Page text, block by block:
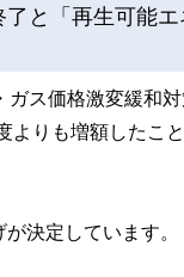
と「再生可能エ
ガス価格激変緩和
よりも増額したこ
決定しています。